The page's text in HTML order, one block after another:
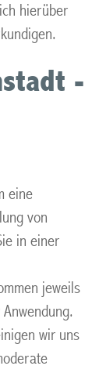
hierüber
-
eine
von
in einer
jeweils
wir uns